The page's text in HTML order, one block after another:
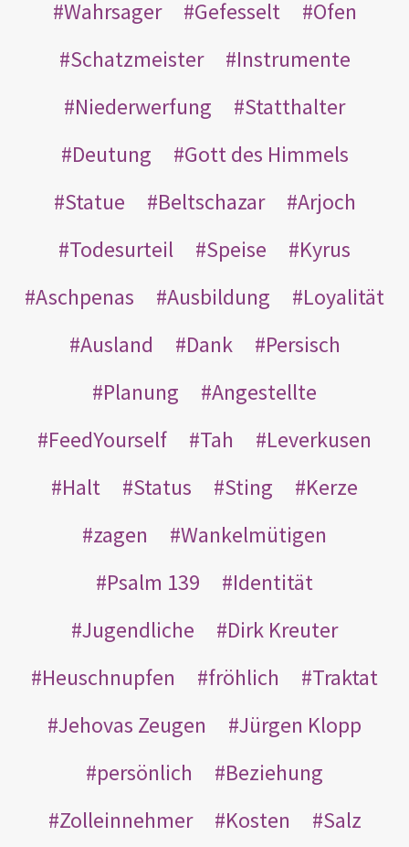
Wahrsager Gefesselt
Ofen
Schatzmeister
Instrumente
Niederwerfung
Statthalter
Deutung
Gott des Himmels
Statue
Beltschazar
Arjoch
Todesurteil
Speise
Kyrus
Aschpenas
Ausbildung
Loyalität
Ausland
Dank
Persisch
Planung
Angestellte
FeedYourself
Tah
Leverkusen
Halt
Status Sting
Kerze
zagen
Wankelmütigen
Psalm 139
Identität
Jugendliche
Dirk Kreuter
Heuschnupfen
fröhlich
Traktat
Jehovas Zeugen
Jürgen Klopp
persönlich
Beziehung
Zolleinnehmer
Kosten
Salz